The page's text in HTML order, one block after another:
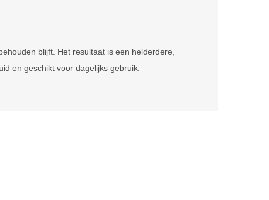
blijft. Het resultaat is een helderdere,
en geschikt voor dagelijks gebruik.